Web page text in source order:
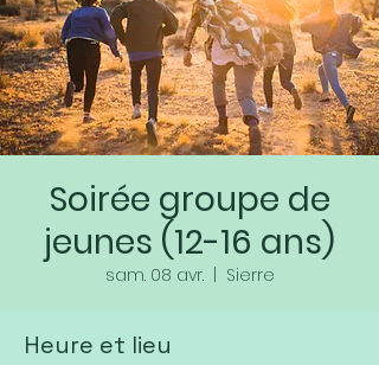
Soirée groupe de
jeunes (12-16 ans)
sam. 08 avr.
  |
Sierre
Heure et lieu